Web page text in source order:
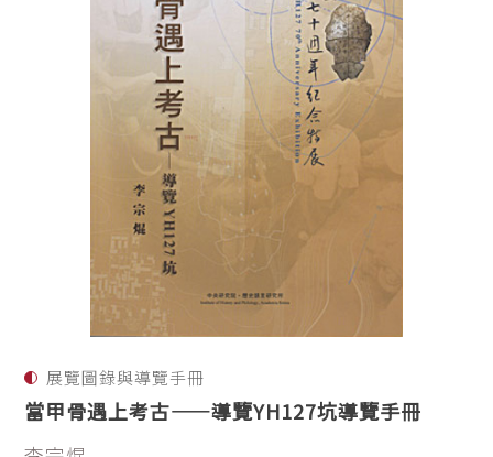
展覽圖錄與導覽手冊
當甲骨遇上考古——導覽YH127坑導覽手冊